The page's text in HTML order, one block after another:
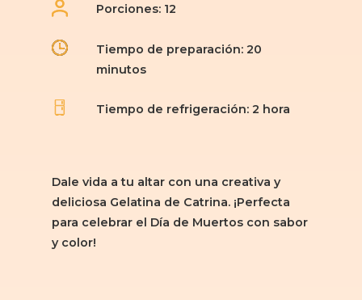
Porciones: 12
Tiempo de preparación: 20
minutos
Tiempo de refrigeración: 2 hora
Dale vida a tu altar con una creativa y
deliciosa Gelatina de Catrina. ¡Perfecta
para celebrar el Día de Muertos con sabor
y color!